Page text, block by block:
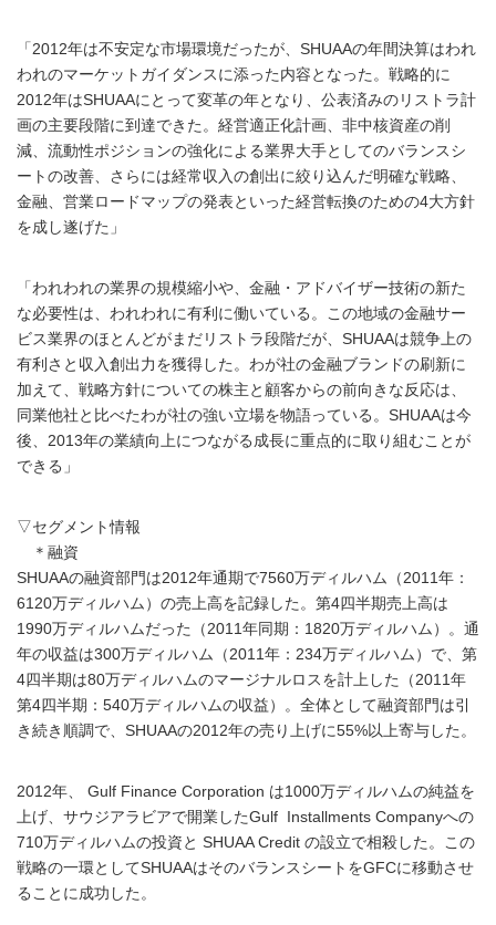
「2012年は不安定な市場環境だったが、SHUAAの年間決算はわれ
われのマーケットガイダンスに添った内容となった。戦略的に
2012年はSHUAAにとって変革の年となり、公表済みのリストラ計
画の主要段階に到達できた。経営適正化計画、非中核資産の削
減、流動性ポジションの強化による業界大手としてのバランスシ
ートの改善、さらには経常収入の創出に絞り込んだ明確な戦略、
金融、営業ロードマップの発表といった経営転換のための4大方針
を成し遂げた」
「われわれの業界の規模縮小や、金融・アドバイザー技術の新た
な必要性は、われわれに有利に働いている。この地域の金融サー
ビス業界のほとんどがまだリストラ段階だが、SHUAAは競争上の
有利さと収入創出力を獲得した。わが社の金融ブランドの刷新に
加えて、戦略方針についての株主と顧客からの前向きな反応は、
同業他社と比べたわが社の強い立場を物語っている。SHUAAは今
後、2013年の業績向上につながる成長に重点的に取り組むことが
できる」
▽セグメント情報
＊融資
SHUAAの融資部門は2012年通期で7560万ディルハム（2011年：
6120万ディルハム）の売上高を記録した。第4四半期売上高は
1990万ディルハムだった（2011年同期：1820万ディルハム）。通
年の収益は300万ディルハム（2011年：234万ディルハム）で、第
4四半期は80万ディルハムのマージナルロスを計上した（2011年
第4四半期：540万ディルハムの収益）。全体として融資部門は引
き続き順調で、SHUAAの2012年の売り上げに55%以上寄与した。
2012年、 Gulf Finance Corporation は1000万ディルハムの純益を
上げ、サウジアラビアで開業したGulf Installments Companyへの
710万ディルハムの投資と SHUAA Credit の設立で相殺した。この
戦略の一環としてSHUAAはそのバランスシートをGFCに移動させ
ることに成功した。